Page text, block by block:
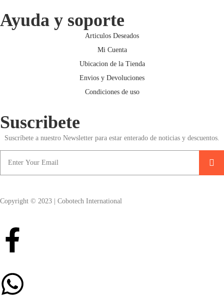
Ayuda y soporte
Articulos Deseados
Mi Cuenta
Ubicacion de la Tienda
Envios y Devoluciones
Condiciones de uso
Suscribete
Suscríbete a nuestro Newsletter para estar enterado de noticias y descuentos.
Copyright © 2023 | Cobotech International